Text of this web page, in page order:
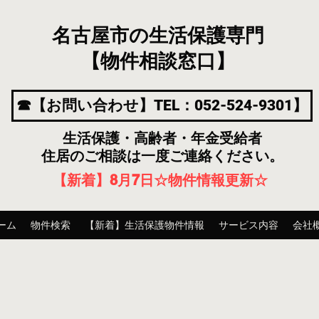
名古屋市の生活保護専門
【物件相談窓口】
☎【お問い合わせ】TEL：052-524-9301】
生活保護・高齢者・年金受給者
住居のご相談は一度ご連絡ください。
【新着】8月7日 ☆物件情報更新☆
ム 物件検索 【新着】生活保護物件情報 サービス内容 会社